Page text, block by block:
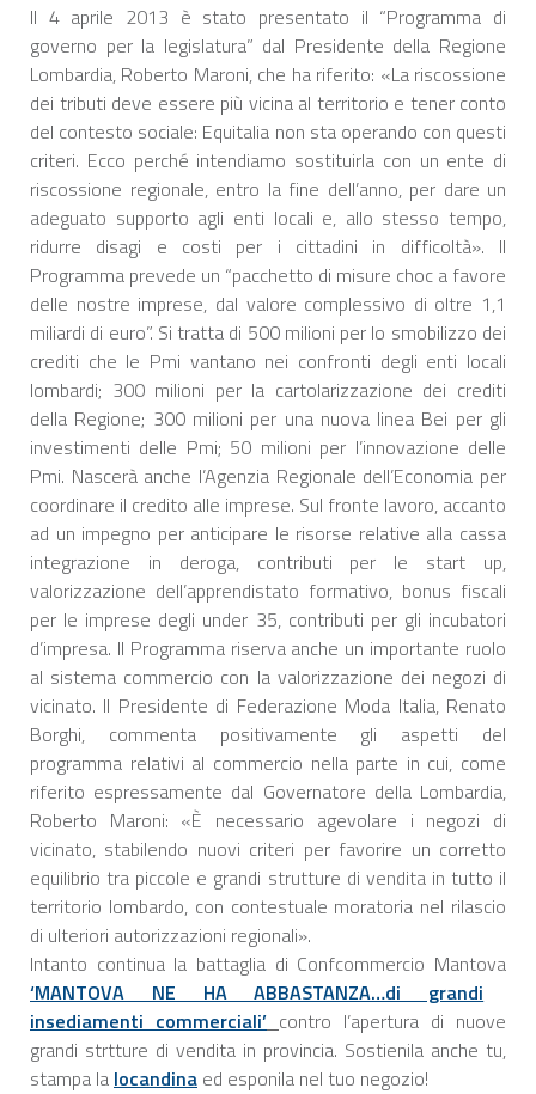
Il 4 aprile 2013 è stato presentato il “Programma di
governo per la legislatura” dal Presidente della Regione
Lombardia, Roberto Maroni, che ha riferito: «La riscossione
dei tributi deve essere più vicina al territorio e tener conto
del contesto sociale: Equitalia non sta operando con questi
criteri. Ecco perché intendiamo sostituirla con un ente di
riscossione regionale, entro la fine dell’anno, per dare un
adeguato supporto agli enti locali e, allo stesso tempo,
ridurre disagi e costi per i cittadini in difficoltà». Il
Programma prevede un “pacchetto di misure choc a favore
delle nostre imprese, dal valore complessivo di oltre 1,1
miliardi di euro”. Si tratta di 500 milioni per lo smobilizzo dei
crediti che le Pmi vantano nei confronti degli enti locali
lombardi; 300 milioni per la cartolarizzazione dei crediti
della Regione; 300 milioni per una nuova linea Bei per gli
investimenti delle Pmi; 50 milioni per l’innovazione delle
Pmi. Nascerà anche l’Agenzia Regionale dell’Economia per
coordinare il credito alle imprese. Sul fronte lavoro, accanto
ad un impegno per anticipare le risorse relative alla cassa
integrazione in deroga, contributi per le start up,
valorizzazione dell’apprendistato formativo, bonus fiscali
per le imprese degli under 35, contributi per gli incubatori
d’impresa. Il Programma riserva anche un importante ruolo
al sistema commercio con la valorizzazione dei negozi di
vicinato. Il Presidente di Federazione Moda Italia, Renato
Borghi, commenta positivamente gli aspetti del
programma relativi al commercio nella parte in cui, come
riferito espressamente dal Governatore della Lombardia,
Roberto Maroni: «È necessario agevolare i negozi di
vicinato, stabilendo nuovi criteri per favorire un corretto
equilibrio tra piccole e grandi strutture di vendita in tutto il
territorio lombardo, con contestuale moratoria nel rilascio
di ulteriori autorizzazioni regionali».
Intanto continua la battaglia di Confcommercio Mantova
‘MANTOVA NE HA ABBASTANZA…di grandi
insediamenti commerciali’ contro l’apertura di nuove
grandi strtture di vendita in provincia. Sostienila anche tu,
stampa la locandina ed esponila nel tuo negozio!